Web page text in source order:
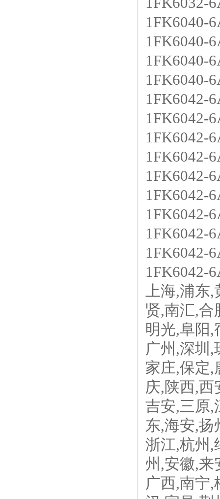
1FK6040-
1FK6040-
1FK6040-
1FK6040-
1FK6042-
1FK6042-
1FK6042-
1FK6042-
1FK6042-
1FK6042-
1FK6042-
1FK6042-
1FK6042-
1FK6042-
上海,浦东,
贤,南汇,合
明光,阜阳,
广州,深圳,
家庄,保定,
庆,陕西,西
吉安,三原,
东,海安,扬
浙江,杭州,
州,安徽,来
广西,南宁